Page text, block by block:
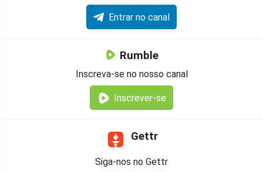
Entrar no canal
Rumble
Inscreva-se no nosso canal
Inscrever-se
Gettr
Siga-nos no Gettr